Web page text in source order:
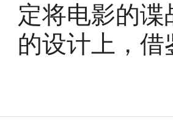
定将电影的
的设计上，